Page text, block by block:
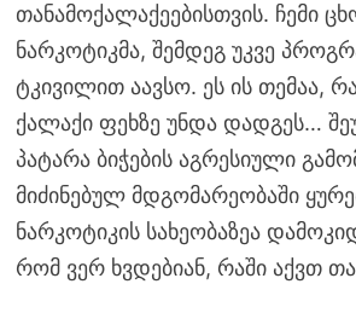
თანამოქალაქეებისთვის. ჩემი
ნარკოტიკმა, შემდეგ უკვე
ტკივილით აავსო. ეს ის თემაა,
ქალაქი ფეხზე უნდა დადგეს…
პატარა ბიჭების აგრესიული
მიძინებულ მდგომარეობაში
ნარკოტიკის სახეობაზეა
რომ ვერ ხვდებიან, რაში აქვთ